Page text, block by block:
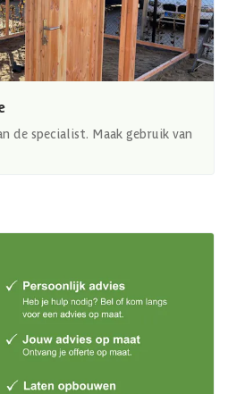
de specialist. Maak gebruik van